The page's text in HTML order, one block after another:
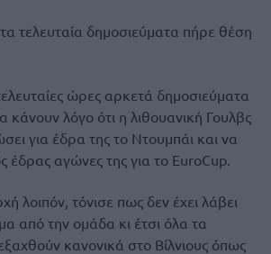
τελευταία δημοσιεύματα πήρε θέση
ώρες αρκετά δημοσιεύματα
κάνουν λόγο ότι η λιθουανική Γουλβς
για έδρα της το Ντουμπάι και να
έδρας αγώνες της για το EuroCup.
λοιπόν, τόνισε πως δεν έχει λάβει
από την ομάδα κι έτσι όλα τα
κανονικά στο Βίλνιους όπως